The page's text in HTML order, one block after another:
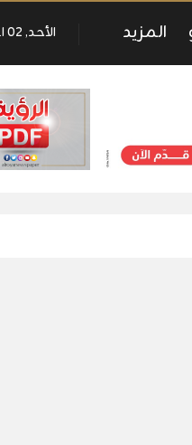
المزيد الأحد, 02 اغسطس 2026